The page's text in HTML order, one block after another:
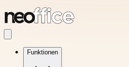
Funktionen